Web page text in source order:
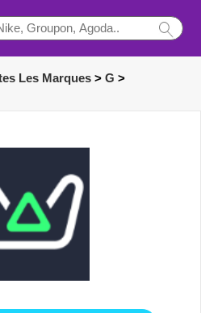
Les Marques > G >